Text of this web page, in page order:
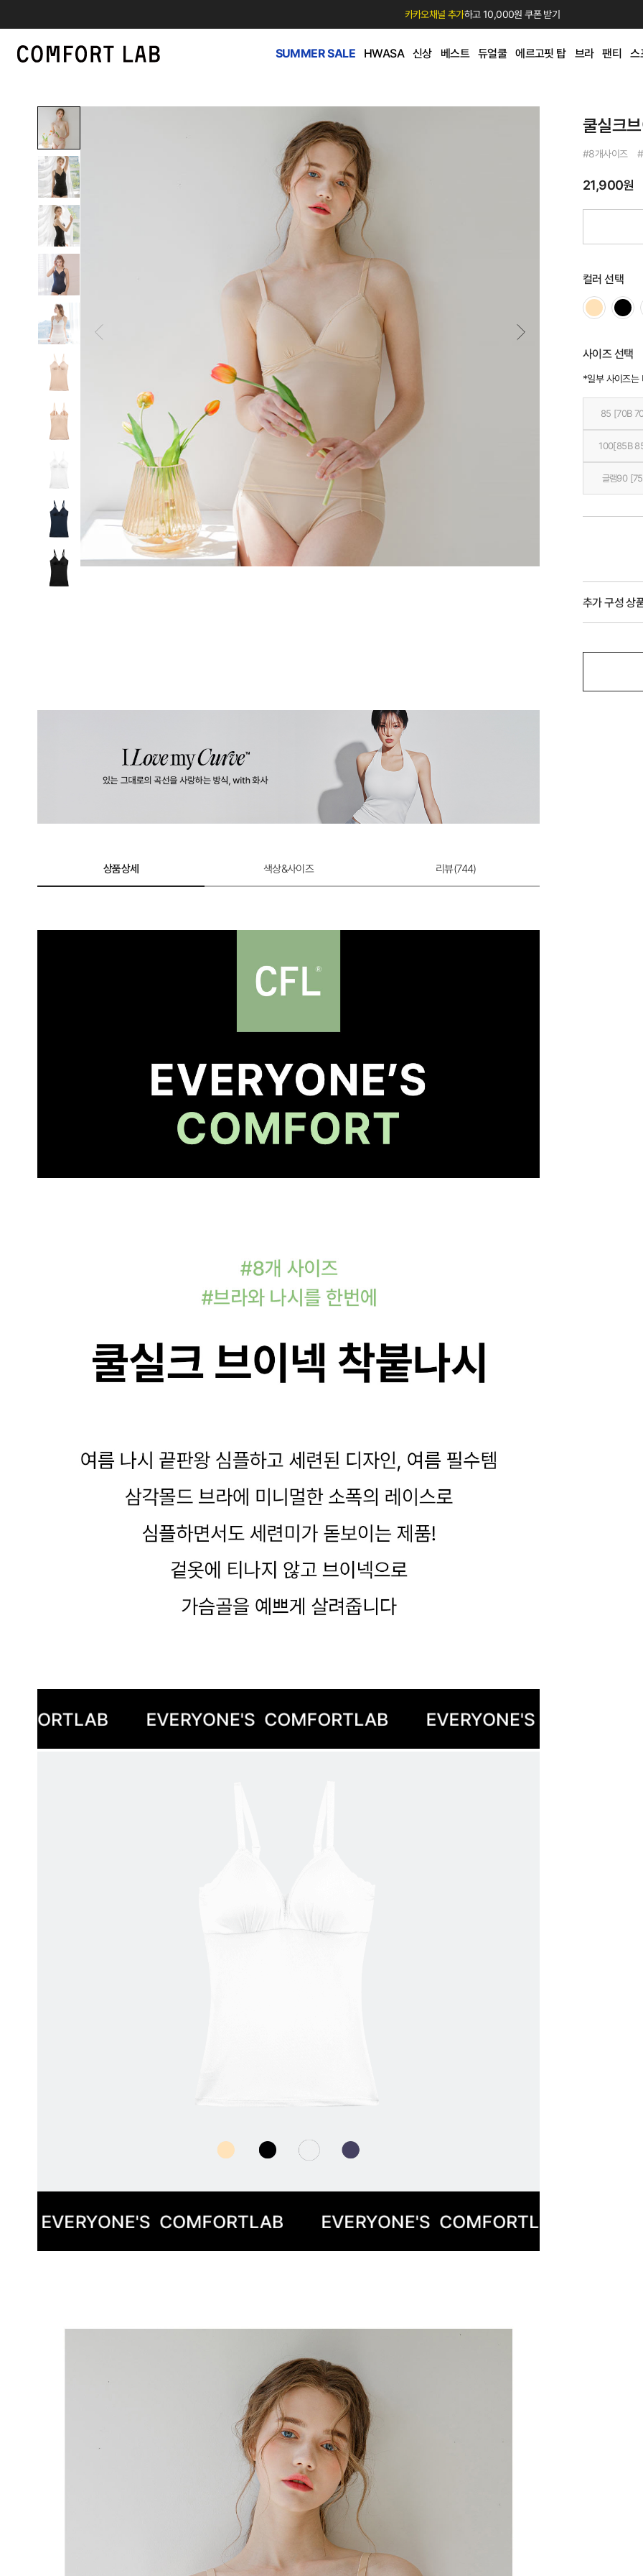
카카오채널 추가하고 10,000원 쿠폰 받기
SUMMER SALE HWASA 신상 베스트 듀얼쿨 에르고핏 탑 브라 팬티 스
상품상세 색상&사이즈 리뷰(744)
쿨실크
#8개사이즈 #
21,900원
컬러 선택
사이즈 선택
*일부 사이즈는
85 [70B
100[85B
글램90
추가 구성 상